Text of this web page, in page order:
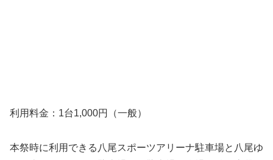
利用料金：1台1,000円（一般）
本祭時に利用できる八尾スポーツアリーナ駐車場と八尾ゆ